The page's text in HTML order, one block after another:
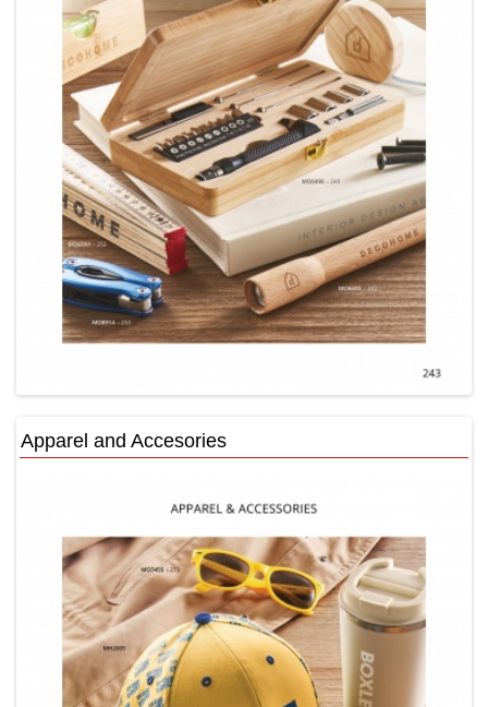
Apparel and Accesories